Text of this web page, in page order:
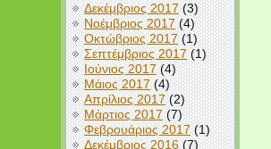
Δεκέμβριος 2017 (3)
Νοέμβριος 2017 (4)
Οκτώβριος 2017 (1)
Σεπτέμβριος 2017 (1)
Ιούνιος 2017 (4)
Μάιος 2017 (4)
Απρίλιος 2017 (2)
Μάρτιος 2017 (7)
Φεβρουάριος 2017 (1)
Δεκέμβριος 2016 (7)